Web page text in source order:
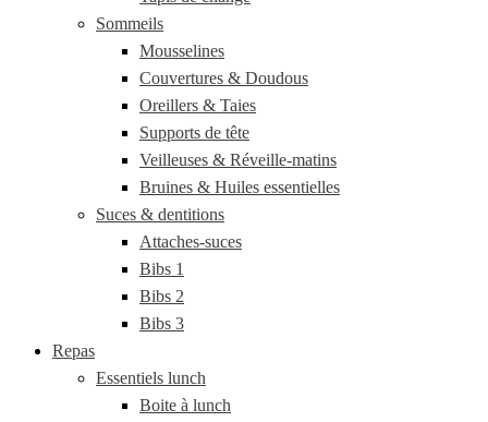
Sommeils
Mousselines
Couvertures & Doudous
Oreillers & Taies
Supports de tête
Veilleuses & Réveille-matins
Bruines & Huiles essentielles
Suces & dentitions
Attaches-suces
Bibs 1
Bibs 2
Bibs 3
Repas
Essentiels lunch
Boite à lunch